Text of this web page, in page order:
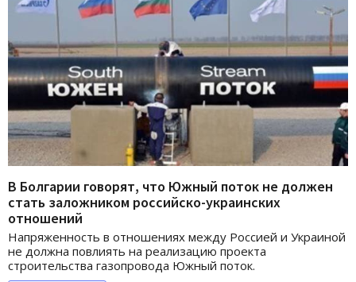
В Болгарии говорят, что Южный поток не должен
стать заложником российско-украинских
отношений
Напряженность в отношениях между Россией и Украиной
не должна повлиять на реализацию проекта
строительства газопровода Южный поток.